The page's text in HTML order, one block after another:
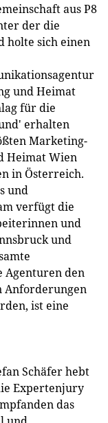
aus P8
der die
holte sich einen
und Heimat
für die
erhalten
Marketing-
Heimat Wien
in Österreich.
und
verfügt die
und
und
Agenturen den
Anforderungen
ist eine
Schäfer hebt
Expertenjury
das